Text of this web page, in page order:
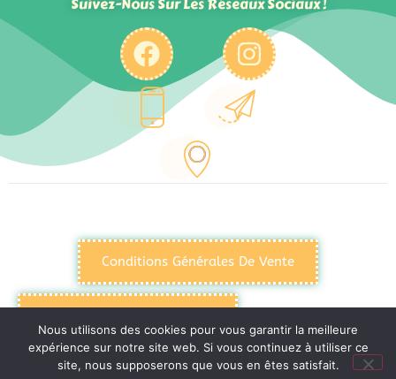
Conditions Générales De Vente
Nous utilisons des cookies pour vous garantir la meilleure
expérience sur notre site web. Si vous continuez à utiliser ce
site, nous supposerons que vous en êtes satisfait.